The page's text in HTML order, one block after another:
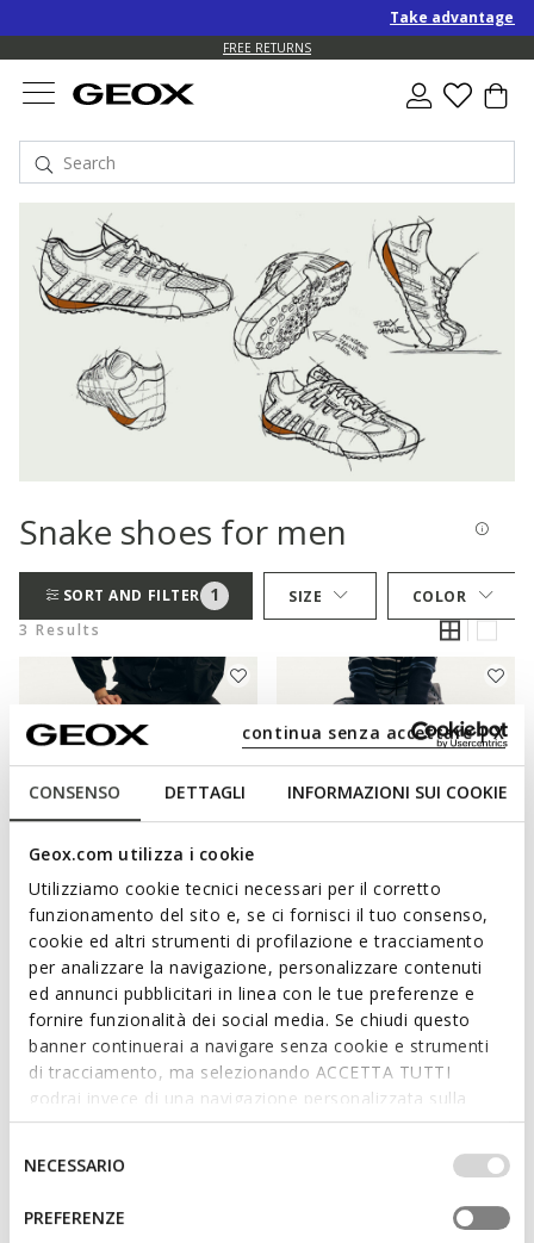
CONSENSO DETTAGLI INFORMAZIONI SUI COOKIE
Geox.com utilizza i cookie
Utilizziamo cookie tecnici necessari per il corretto
funzionamento del sito e, se ci fornisci il tuo consenso,
cookie ed altri strumenti di profilazione e tracciamento
per analizzare la navigazione, personalizzare contenuti
ed annunci pubblicitari in linea con le tue preferenze e
fornire funzionalità dei social media. Se chiudi questo
banner continuerai a navigare senza cookie e strumenti
di tracciamento, ma selezionando ACCETTA TUTTI
godrai invece di una navigazione personalizzata sulla
base dei tuoi gusti ed interessi. Selezionando
IMPOSTAZIONI potrai anche scegliere quali cookies ed
altri strumenti di tracciamento autorizzare. Per maggiori
informazioni o per modificare in qualsiasi momento le
tue impostazioni, visita la nostra
consenso
NECESSARIO
PREFERENZE
continua senza accettare | X
Take advantage of
FREE RETURNS
Snake shoes for men
SORT AND FILTER 1 SIZE
COLOR
3 Results
SPECIAL PRICES
ARCHIVE SNAKE MAN
Vintage low top sneakers
€115,00
1 COLOR
SPECIAL PRICES
ARCHIVE SNAKE MAN
Vintage low top sneakers
€115,00
1 COLOR